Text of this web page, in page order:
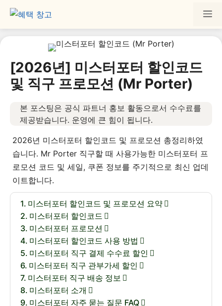
[2026년] 미스터포터 할인코드
및 직구 프로모션 (Mr Porter)
본 포스팅은 공식 파트너 홍보 활동으로서 수수료를
제공받습니다. 운영에 큰 힘이 됩니다.
2026년 미스터포터 할인코드 및 프로모션 총정리하였
습니다. Mr Porter 직구할 때 사용가능한 미스터포터 프
로모션 코드 및 세일, 쿠폰 정보를 주기적으로 최신 업데
이트합니다.
미스터포터 할인코드 및 프로모션 요약
미스터포터 할인코드
미스터포터 프로모션
미스터포터 할인코드 사용 방법
미스터포터 직구 결제 수수료 할인
미스터포터 직구 관부가세 할인
미스터포터 직구 배송 정보
미스터포터 소개
미스터포터 자주 묻는 질문 FAQ